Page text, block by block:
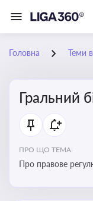
Головна Теми
Гральний
ПРО ЩО ТЕМА:
Про правове